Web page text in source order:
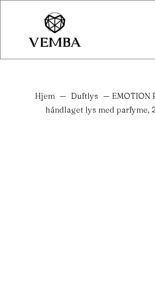
Hjem — Duftlys — EMOTION
håndlaget lys med parfyme,